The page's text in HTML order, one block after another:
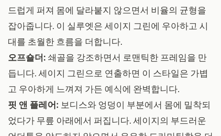
드럽게 퍼져 몸에 달라붙지 않으면서 비율의 균형을
잡아줍니다. 이 실루엣은 세이지 그린에 우아하고 시
대를 초월한 흐름을 더합니다.
오프숄더: 쇄골을 강조하면서 로맨틱한 프레임을 만
듭니다. 세이지 그린으로 연출하면 이 스타일은 가볍
고 우아하게 느껴져 가든 예식에 완벽합니다.
핏 앤 플레어: 보디스와 엉덩이 부분에서 몸에 밀착되
었다가 무릎 아래에서 퍼집니다. 세이지의 부드러운